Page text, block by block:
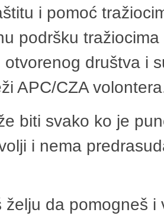
i pomoć
podršku
društva i
APC/CZA
biti svako ko je
i nema
želju da pomogneš